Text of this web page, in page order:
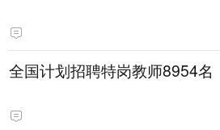
全国计划招聘特岗教师8954名